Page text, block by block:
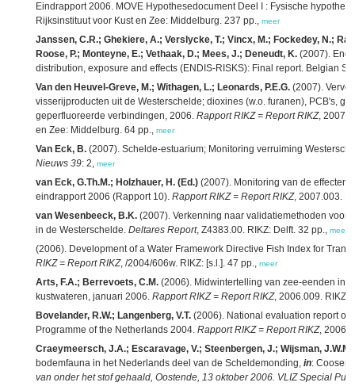
Eindrapport 2006. MOVE Hypothesedocument Deel I : Fysische
Rijksinstituut voor Kust en Zee: Middelburg. 237 pp., meer
Janssen, C.R.; Ghekiere, A.; Verslycke, T.; Vincx, M.; Fockedey, N.;
Roose, P.; Monteyne, E.; Vethaak, D.; Mees, J.; Deneudt, K. (2007).
distribution, exposure and effects (ENDIS-RISKS): Final report. Belgian
Van den Heuvel-Greve, M.; Withagen, L.; Leonards, P.E.G. (2007).
visserijproducten uit de Westerschelde; dioxines (w.o. furanen), PCB's,
geperfluoreerde verbindingen, 2006. Rapport RIKZ = Report RIKZ,
en Zee: Middelburg. 64 pp., meer
Van Eck, B. (2007). Schelde-estuarium; Monitoring verruiming
Nieuws 39: 2, meer
van Eck, G.Th.M.; Holzhauer, H. (Ed.) (2007). Monitoring van de effecten
eindrapport 2006 (Rapport 10). Rapport RIKZ = Report RIKZ, 2007.003.
van Wesenbeeck, B.K. (2007). Verkenning naar validatiemethoden voor
in de Westerschelde. Deltares Report, Z4383.00. RIKZ: Delft. 32 pp., meer
(2006). Development of a Water Framework Directive Fish Index for
RIKZ = Report RIKZ, /2004/606w. RIKZ: [s.l.]. 47 pp., meer
Arts, F.A.; Berrevoets, C.M. (2006). Midwintertelling van zee-eenden in
kustwateren, januari 2006. Rapport RIKZ = Report RIKZ, 2006.009. RIKZ:
Bovelander, R.W.; Langenberg, V.T. (2006). National evaluation report
Programme of the Netherlands 2004. Rapport RIKZ = Report RIKZ,
Craeymeersch, J.A.; Escaravage, V.; Steenbergen, J.; Wijsman,
bodemfauna in het Nederlands deel van de Scheldemonding, in:
van onder het stof gehaald, Oostende, 13 oktober 2006. VLIZ Special